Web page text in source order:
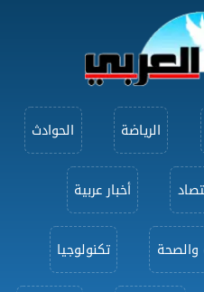
الرياضة الحوادث
أخبار عربية
والصحة تكنولوجيا